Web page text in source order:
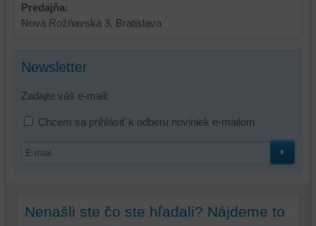
Predajňa:
Nová Rožňavská 3, Bratislava
Newsletter
Zadajte váš e-mail:
Chcem sa prihlásiť k odberu noviniek e-mailom
Nenašli ste čo ste hľadali? Nájdeme to
strán,
widgety